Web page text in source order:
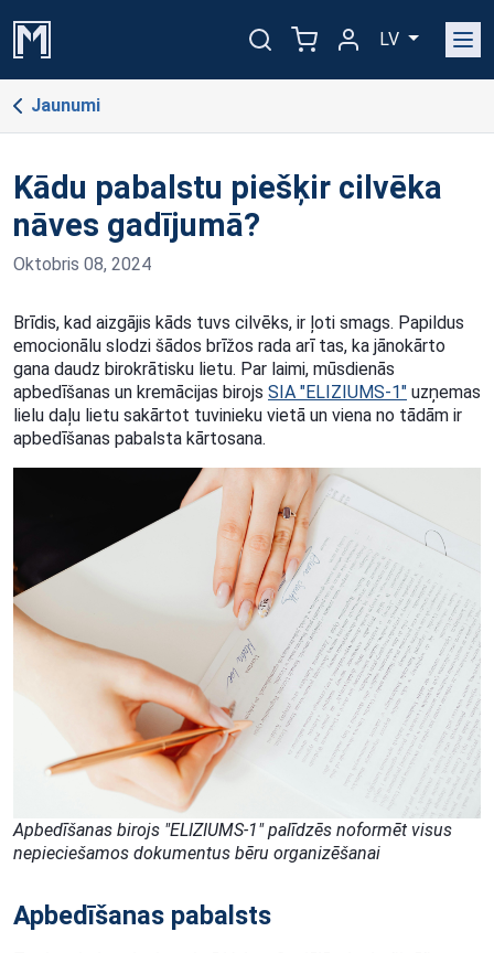
LV
Jaunumi
Kādu pabalstu piešķir cilvēka
nāves gadījumā?
Oktobris 08, 2024
Brīdis, kad aizgājis kāds tuvs cilvēks, ir ļoti smags. Papildus
emocionālu slodzi šādos brīžos rada arī tas, ka jānokārto
gana daudz birokrātisku lietu. Par laimi, mūsdienās
apbedīšanas un kremācijas birojs SIA "ELIZIUMS-1" uzņemas
lielu daļu lietu sakārtot tuvinieku vietā un viena no tādām ir
apbedīšanas pabalsta kārtosana.
Apbedīšanas birojs "ELIZIUMS-1" palīdzēs noformēt visus
nepieciešamos dokumentus bēru organizēšanai
Apbedīšanas pabalsts